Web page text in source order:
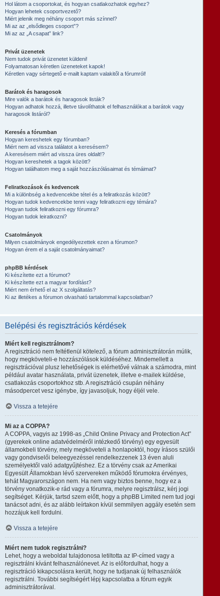
Hol látom a csoportokat, és hogyan csatlakozhatok egyhez?
Hogyan lehetek csoportvezető?
Miért jelenik meg néhány csoport más színnel?
Mi az az „elsődleges csoport”?
Mi az az „A csapat” link?
Privát üzenetek
Nem tudok privát üzenetet küldeni!
Folyamatosan kéretlen üzeneteket kapok!
Kéretlen vagy sértegető e-mailt kaptam valakitől a fórumról!
Barátok és haragosok
Mire valók a barátok és haragosok listák?
Hogyan adhatok hozzá, illetve távolíthatok el felhasználókat a barátok vagy
haragosok listáról?
Keresés a fórumban
Hogyan kereshetek egy fórumban?
Miért nem ad vissza találatot a keresésem?
A keresésem miért ad vissza üres oldalt!?
Hogyan kereshetek a tagok között?
Hogyan találhatom meg a saját hozzászólásaimat és témáimat?
Feliratkozások és kedvencek
Mi a különbség a kedvencekbe tétel és a feliratkozás között?
Hogyan tudok kedvencekbe tenni vagy feliratkozni egy témára?
Hogyan tudok feliratkozni egy fórumra?
Hogyan tudok leiratkozni?
Csatolmányok
Milyen csatolmányok engedélyezettek ezen a fórumon?
Hogyan érem el a saját csatolmányaimat?
phpBB kérdések
Ki készítette ezt a fórumot?
Ki készítette ezt a magyar fordítást?
Miért nem érhető el az X szolgáltatás?
Ki az illetékes a fórumon olvasható tartalommal kapcsolatban?
Belépési és regisztrációs kérdések
Miért kell regisztrálnom?
A regisztráció nem feltétlenül kötelező, a fórum adminisztrátorán múlik,
hogy megköveteli-e hozzászólások küldéséhez. Mindemellett a
regisztrációval plusz lehetőségek is elérhetővé válnak a számodra, mint
például avatar használata, privát üzenetek, illetve e-mailek küldése,
csatlakozás csoportokhoz stb. A regisztráció csupán néhány
másodpercet vesz igénybe, így javasoljuk, hogy éljél vele.
Vissza a tetejére
Mi az a COPPA?
A COPPA, vagyis az 1998-as „Child Online Privacy and Protection Act”
(gyerekek online adatvédelméről intézkedő törvény) egy egyesült
államokbeli törvény, mely megköveteli a honlapoktól, hogy írásos szülői
vagy gondviselői beleegyezéssel rendelkezzenek 13 éven aluli
személyektől való adatgyűjtéshez. Ez a törvény csak az Amerikai
Egyesült Államokban lévő szervereken működő fórumokra érvényes,
tehát Magyarországon nem. Ha nem vagy biztos benne, hogy ez a
törvény vonatkozik-e rád vagy a fórumra, melyre regisztrálsz, kérj jogi
segítséget. Kérjük, tartsd szem előtt, hogy a phpBB Limited nem tud jogi
tanácsot adni, és az alább leírtakon kívül semmilyen aggály esetén sem
hozzájuk kell fordulni.
Vissza a tetejére
Miért nem tudok regisztrálni?
Lehet, hogy a weboldal tulajdonosa letiltotta az IP-címed vagy a
regisztrálni kívánt felhasználónevet. Az is előfordulhat, hogy a
regisztráció kikapcsolásra került, hogy ne tudjanak új felhasználók
regisztrálni. További segítségért lépj kapcsolatba a fórum egyik
adminisztrátorával.